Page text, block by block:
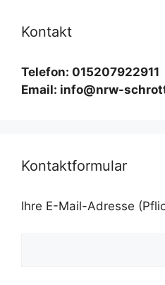
Kontakt
Telefon: 015207922911
Email: info@nrw-
Kontaktformular
Ihre E-Mail-Adresse